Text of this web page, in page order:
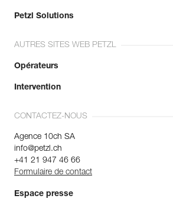
Petzl Solutions
AUTRES SITES WEB PETZL
Opérateurs
Intervention
CONTACTEZ-NOUS
Agence 10ch SA
info@petzl.ch
+41 21 947 46 66
Formulaire de contact
Espace presse